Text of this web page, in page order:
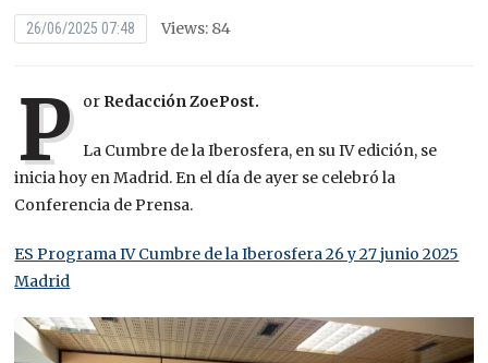
26/06/2025 07:48 Views: 84
P or Redacción ZoePost.
La Cumbre de la Iberosfera, en su IV edición, se
inicia hoy en Madrid. En el día de ayer se celebró la
Conferencia de Prensa.
ES Programa IV Cumbre de la Iberosfera 26 y 27 junio 2025
Madrid